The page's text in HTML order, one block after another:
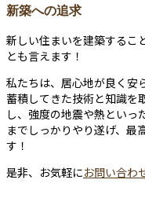
新築への追求
新しい住まいを建築するこ
とも言えます！
私たちは、居心地が良く安
蓄積してきた技術と知識を
し、強度の地震や熱といっ
までしっかりやり遂げ、最
す！
是非、お気軽にお問い合わ